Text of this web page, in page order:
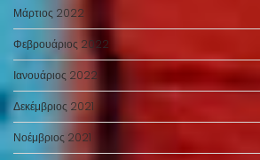
Μάρτιος 2022
Φεβρουάριος 2022
Ιανουάριος 2022
Δεκέμβριος 2021
Νοέμβριος 2021